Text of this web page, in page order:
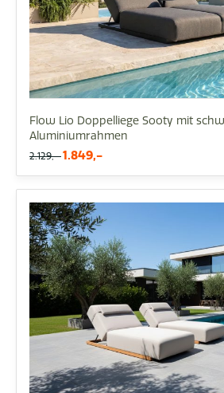
Flow Lio Doppelliege Sooty mit
Aluminiumrahmen
2.129,- 1.849,-